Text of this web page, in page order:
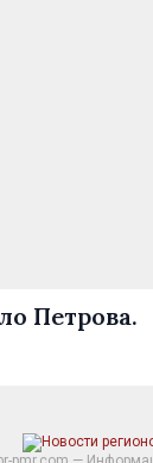
Петрова.